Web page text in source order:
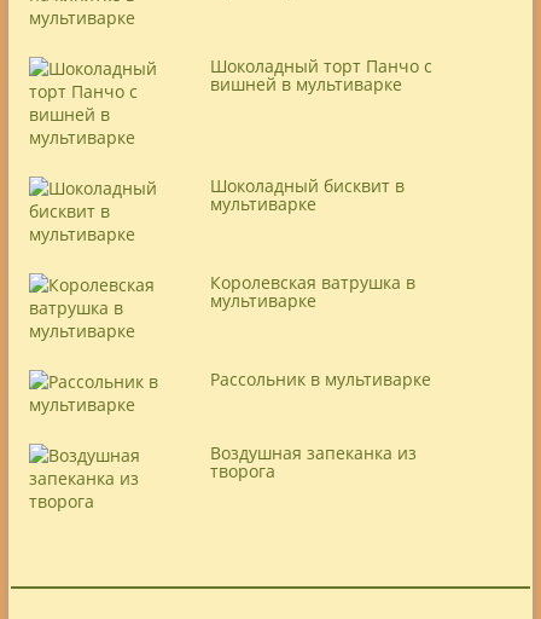
Шоколадный торт Панчо с
вишней в мультиварке
Шоколадный бисквит в
мультиварке
Королевская ватрушка в
мультиварке
Рассольник в мультиварке
Воздушная запеканка из
творога